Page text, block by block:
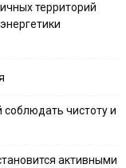
территорий
чистоту и
активными